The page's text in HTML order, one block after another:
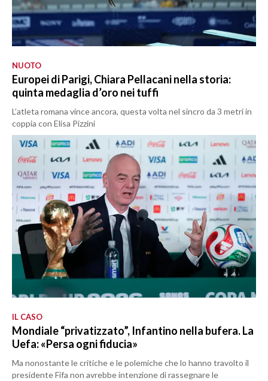
NUOTO
Europei di Parigi, Chiara Pellacani nella storia:
quinta medaglia d’oro nei tuffi
L’atleta romana vince ancora, questa volta nel sincro da 3 metri in
coppia con Elisa Pizzini
IL CASO
Mondiale “privatizzato”, Infantino nella bufera. La
Uefa: «Persa ogni fiducia»
Ma nonostante le critiche e le polemiche che lo hanno travolto il
presidente Fifa non avrebbe intenzione di rassegnare le